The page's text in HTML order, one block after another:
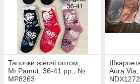
Тапочки жіночі оптом,
Mr.Pamut, 36-41 рр., №
MP8263
NDX1272